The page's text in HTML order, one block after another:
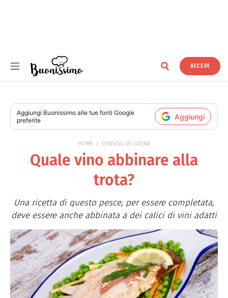
ACCEDI
Aggiungi Buonissimo alle tue fonti Google
preferite
Aggiungi
HOME CONSIGLI DI CUCINA
Quale vino abbinare alla
trota?
Una ricetta di questo pesce, per essere completata,
deve essere anche abbinata a dei calici di vini adatti